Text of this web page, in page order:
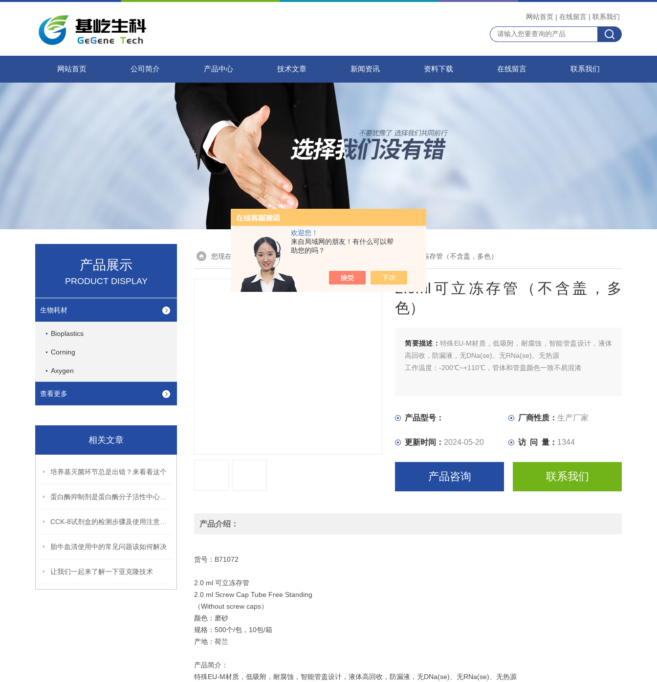
欢迎您！
来自局域网的朋友！有什么可以帮
助您的吗？
网站首页 | 在线留言 | 联系我们
网站首页 公司简介 产品中心 技术文章 新闻资讯 资料下载 在线留言 联系我们
产品展示
PRODUCT DISPLAY
生物耗材
Bioplastics
Corning
Axygen
查看更多
相关文章
培养基灭菌环节总是出错？来看看这个
胎牛血清使用中的常见问题该如何解决
让我们一起来了解一下亚克隆技术
您现在的位置：首页> 产品展示 > 生物耗材 > 2.0ml可立冻存管（不含盖，多色）
2.0ml可立冻存管（不含盖，多
色）
简要描述：特殊EU-M材质，低吸附，耐腐蚀，智能管盖设计，液体
高回收，防漏液，无DNa(se)、无RNa(se)、无热源
工作温度：-200℃~+110℃，管体和管盖颜色一致不易混淆
产品型号： 厂商性质：生产厂家
更新时间： 2024-05-20 访 问 量： 1344
产品咨询 联系我们
产品介绍：
货号：B71072
2.0 ml 可立冻存管
2.0 ml Screw Cap Tube Free Standing
（Without screw caps）
颜色：磨砂
规格：500个/包，10包/箱
产地：荷兰
产品简介：
特殊EU-M材质，低吸附，耐腐蚀，智能管盖设计，液体高回收，防漏液，无DNa(se)、无RNa(se)、无热源